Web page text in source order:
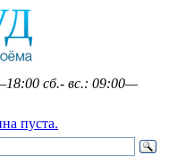
сб.- вс.: 09:00—
пуста.